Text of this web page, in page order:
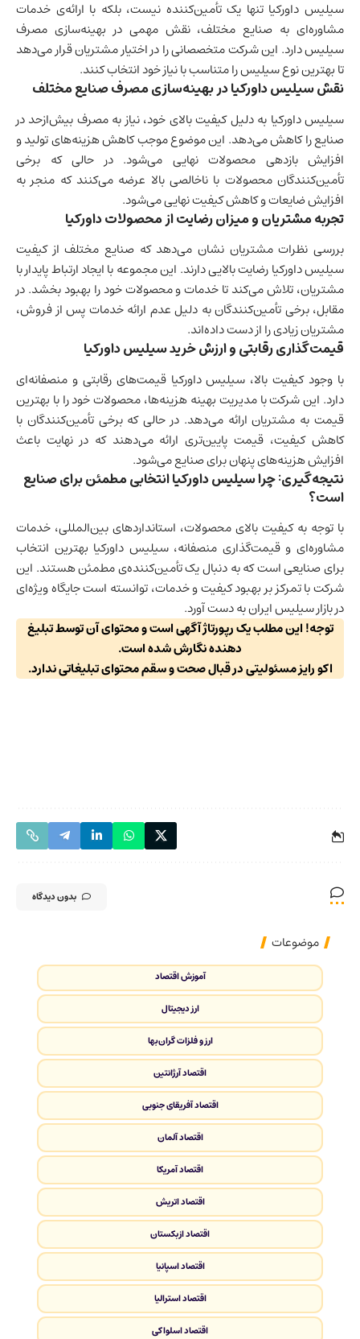
سیلیس داورکیا تنها یک تأمین‌کننده نیست، بلکه با ارائه‌ی خدمات
مشاوره‌ای به صنایع مختلف، نقش مهمی در بهینه‌سازی مصرف
سیلیس دارد. این شرکت متخصصانی را در اختیار مشتریان قرار می‌دهد
تا بهترین نوع سیلیس را متناسب با نیاز خود انتخاب کنند.
نقش سیلیس داورکیا در بهینه‌سازی مصرف صنایع مختلف
سیلیس داورکیا به دلیل کیفیت بالای خود، نیاز به مصرف بیش‌ازحد در
صنایع را کاهش می‌دهد. این موضوع موجب کاهش هزینه‌های تولید و
افزایش بازدهی محصولات نهایی می‌شود. در حالی که برخی
تأمین‌کنندگان محصولات با ناخالصی بالا عرضه می‌کنند که منجر به
افزایش ضایعات و کاهش کیفیت نهایی می‌شود.
تجربه مشتریان و میزان رضایت از محصولات داورکیا
بررسی نظرات مشتریان نشان می‌دهد که صنایع مختلف از کیفیت
سیلیس داورکیا رضایت بالایی دارند. این مجموعه با ایجاد ارتباط پایدار با
مشتریان، تلاش می‌کند تا خدمات و محصولات خود را بهبود بخشد. در
مقابل، برخی تأمین‌کنندگان به دلیل عدم ارائه خدمات پس از فروش،
مشتریان زیادی را از دست داده‌اند.
قیمت‌گذاری رقابتی و ارزش خرید سیلیس داورکیا
با وجود کیفیت بالا، سیلیس داورکیا قیمت‌های رقابتی و منصفانه‌ای
دارد. این شرکت با مدیریت بهینه هزینه‌ها، محصولات خود را با بهترین
قیمت به مشتریان ارائه می‌دهد. در حالی که برخی تأمین‌کنندگان با
کاهش کیفیت، قیمت پایین‌تری ارائه می‌دهند که در نهایت باعث
افزایش هزینه‌های پنهان برای صنایع می‌شود.
نتیجه‌گیری: چرا سیلیس داورکیا انتخابی مطمئن برای صنایع
است؟
با توجه به کیفیت بالای محصولات، استانداردهای بین‌المللی، خدمات
مشاوره‌ای و قیمت‌گذاری منصفانه، سیلیس داورکیا بهترین انتخاب
برای صنایعی است که به دنبال یک تأمین‌کننده‌ی مطمئن هستند. این
شرکت با تمرکز بر بهبود کیفیت و خدمات، توانسته است جایگاه ویژه‌ای
در بازار سیلیس ایران به دست آورد.
توجه! این مطلب یک رپورتاژ آگهی است و محتوای آن توسط تبلیغ
دهنده نگارش شده است.
اکو رایز مسئولیتی در قبال صحت و سقم محتوای تبلیغاتی ندارد.
بدون دیدگاه
موضوعات
آموزش اقتصاد
ارز دیجیتال
ارز و فلزات گران‌بها
اقتصاد آرژانتین
اقتصاد آفریقای جنوبی
اقتصاد آلمان
اقتصاد آمریکا
اقتصاد اتریش
اقتصاد ازبکستان
اقتصاد اسپانیا
اقتصاد استرالیا
اقتصاد اسلواکی